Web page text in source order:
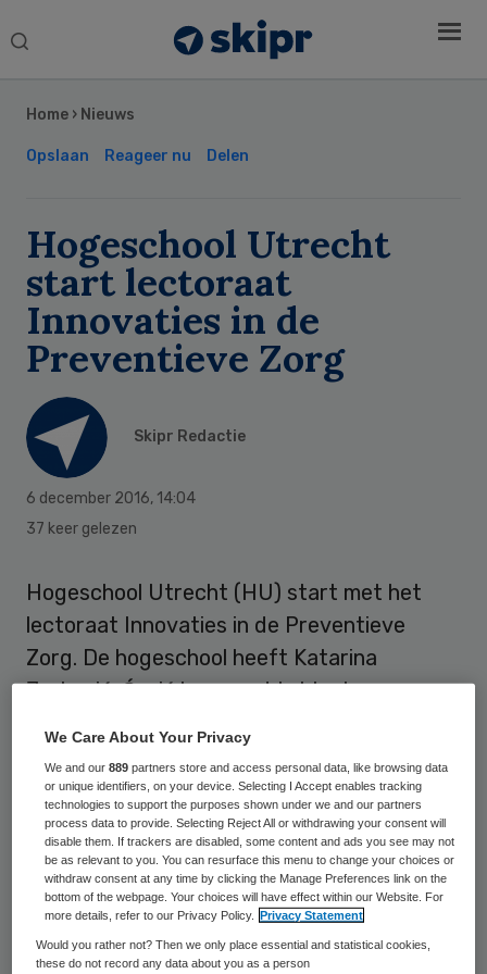
Search
Home › Nieuws
Opslaan Reageer nu Delen
Hogeschool Utrecht
start lectoraat
Innovaties in de
Preventieve Zorg
Skipr Redactie
6 december 2016, 14:04
37 keer gelezen
Hogeschool Utrecht (HU) start met het
lectoraat Innovaties in de Preventieve
Zorg. De hogeschool heeft Katarina
Jerković-Ćosić benoemd tot lector.
Het nieuwe lectoraat ontwikkelt kennis
over preventie in de gezondheidszorg. Om
de gezondheid van mensen te verbeteren,
wordt onderzocht hoe verschillende
disciplines kunnen bijdragen aan een
gezonde leefstijl. Het lectoraat wordt
ondergebracht bij het nieuw te vormen
Sidebar
We Care About Your Privacy
We and our889 partners store and access personal data, like browsing data
or unique identifiers, on your device. Selecting I Accept enables tracking
technologies to support the purposes shown under we and our partners
process data to provide. Selecting Reject All or withdrawing your consent will
disable them. If trackers are disabled, some content and ads you see may not
be as relevant to you. You can resurface this menu to change your choices or
withdraw consent at any time by clicking the Manage Preferences link on the
bottom of the webpage. Your choices will have effect within our Website. For
more details, refer to our Privacy Policy.
Privacy Statement
Would you rather not? Then we only place essential and statistical cookies,
these do not record any data about you as a person